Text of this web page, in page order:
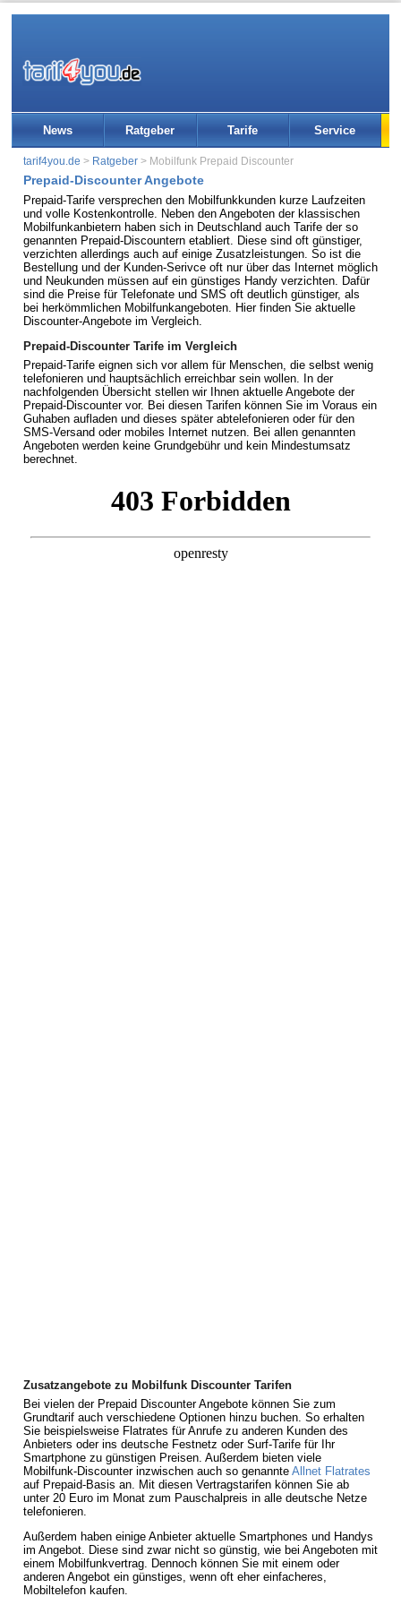
News Ratgeber Tarife Service
tarif4you.de > Ratgeber > Mobilfunk Prepaid Discounter
Prepaid-Discounter Angebote
Prepaid-Tarife versprechen den Mobilfunkkunden kurze Laufzeiten
und volle Kostenkontrolle. Neben den Angeboten der klassischen
Mobilfunkanbietern haben sich in Deutschland auch Tarife der so
genannten Prepaid-Discountern etabliert. Diese sind oft günstiger,
verzichten allerdings auch auf einige Zusatzleistungen. So ist die
Bestellung und der Kunden-Serivce oft nur über das Internet möglich
und Neukunden müssen auf ein günstiges Handy verzichten. Dafür
sind die Preise für Telefonate und SMS oft deutlich günstiger, als
bei herkömmlichen Mobilfunkangeboten. Hier finden Sie aktuelle
Discounter-Angebote im Vergleich.
Prepaid-Discounter Tarife im Vergleich
Prepaid-Tarife eignen sich vor allem für Menschen, die selbst wenig
telefonieren und hauptsächlich erreichbar sein wollen. In der
nachfolgenden Übersicht stellen wir Ihnen aktuelle Angebote der
Prepaid-Discounter vor. Bei diesen Tarifen können Sie im Voraus ein
Guhaben aufladen und dieses später abtelefonieren oder für den
SMS-Versand oder mobiles Internet nutzen. Bei allen genannten
Angeboten werden keine Grundgebühr und kein Mindestumsatz
berechnet.
Zusatzangebote zu Mobilfunk Discounter Tarifen
Bei vielen der Prepaid Discounter Angebote können Sie zum
Grundtarif auch verschiedene Optionen hinzu buchen. So erhalten
Sie beispielsweise Flatrates für Anrufe zu anderen Kunden des
Anbieters oder ins deutsche Festnetz oder Surf-Tarife für Ihr
Smartphone zu günstigen Preisen. Außerdem bieten viele
Mobilfunk-Discounter inzwischen auch so genannte Allnet Flatrates
auf Prepaid-Basis an. Mit diesen Vertragstarifen können Sie ab
unter 20 Euro im Monat zum Pauschalpreis in alle deutsche Netze
telefonieren.
Außerdem haben einige Anbieter aktuelle Smartphones und Handys
im Angebot. Diese sind zwar nicht so günstig, wie bei Angeboten mit
einem Mobilfunkvertrag. Dennoch können Sie mit einem oder
anderen Angebot ein günstiges, wenn oft eher einfacheres,
Mobiltelefon kaufen.